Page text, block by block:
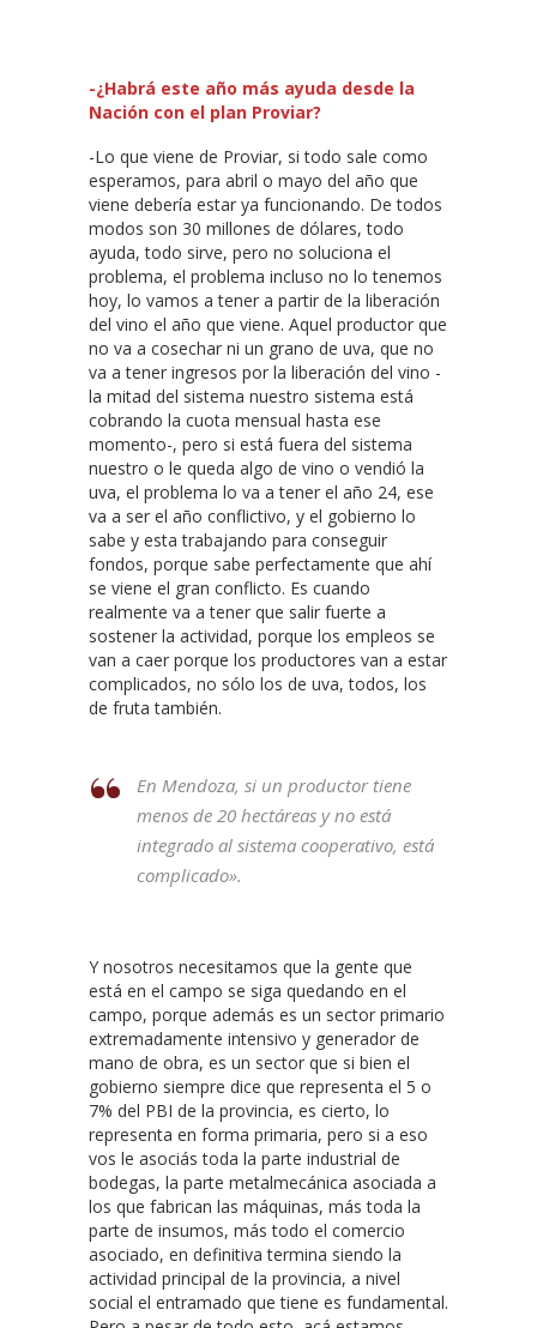
-¿Habrá este año más ayuda desde la
Nación con el plan Proviar?
-Lo que viene de Proviar, si todo sale como
esperamos, para abril o mayo del año que
viene debería estar ya funcionando. De todos
modos son 30 millones de dólares, todo
ayuda, todo sirve, pero no soluciona el
problema, el problema incluso no lo tenemos
hoy, lo vamos a tener a partir de la liberación
del vino el año que viene. Aquel productor que
no va a cosechar ni un grano de uva, que no
va a tener ingresos por la liberación del vino -
la mitad del sistema nuestro sistema está
cobrando la cuota mensual hasta ese
momento-, pero si está fuera del sistema
nuestro o le queda algo de vino o vendió la
uva, el problema lo va a tener el año 24, ese
va a ser el año conflictivo, y el gobierno lo
sabe y esta trabajando para conseguir
fondos, porque sabe perfectamente que ahí
se viene el gran conflicto. Es cuando
realmente va a tener que salir fuerte a
sostener la actividad, porque los empleos se
van a caer porque los productores van a estar
complicados, no sólo los de uva, todos, los
de fruta también.
En Mendoza, si un productor tiene
menos de 20 hectáreas y no está
integrado al sistema cooperativo, está
complicado».
Y nosotros necesitamos que la gente que
está en el campo se siga quedando en el
campo, porque además es un sector primario
extremadamente intensivo y generador de
mano de obra, es un sector que si bien el
gobierno siempre dice que representa el 5 o
7% del PBI de la provincia, es cierto, lo
representa en forma primaria, pero si a eso
vos le asociás toda la parte industrial de
bodegas, la parte metalmecánica asociada a
los que fabrican las máquinas, más toda la
parte de insumos, más todo el comercio
asociado, en definitiva termina siendo la
actividad principal de la provincia, a nivel
social el entramado que tiene es fundamental.